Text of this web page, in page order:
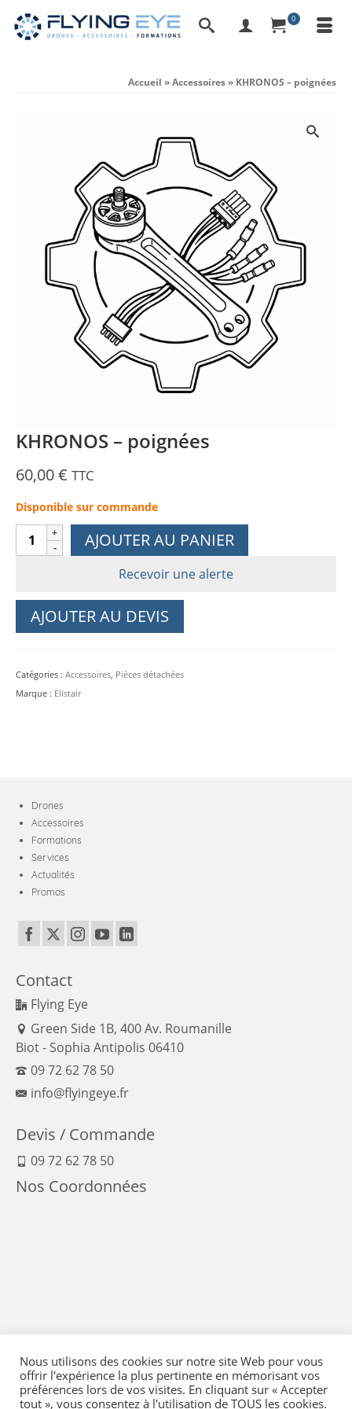
0
Accueil »Accessoires» KHRONOS – poignées
KHRONOS – poignées
60,00€ TTC
Disponible sur commande
quantité
de
poignées
AJOUTER AU PANIER
Recevoir une alerte
AJOUTER AU DEVIS
Catégories : Accessoires, Pièces détachées
Marque : Elistair
Drones
Accessoires
Formations
Services
Actualités
Promos
Contact
Flying Eye
Green Side 1B, 400 Av. Roumanille
Biot - Sophia Antipolis 06410
09 72 62 78 50
info@flyingeye.fr
Devis / Commande
09 72 62 78 50
Nos Coordonnées
Nous utilisons des cookies sur notre site Web pour vous
offrir l'expérience la plus pertinente en mémorisant vos
préférences lors de vos visites. En cliquant sur « Accepter
tout », vous consentez à l'utilisation de TOUS les cookies.